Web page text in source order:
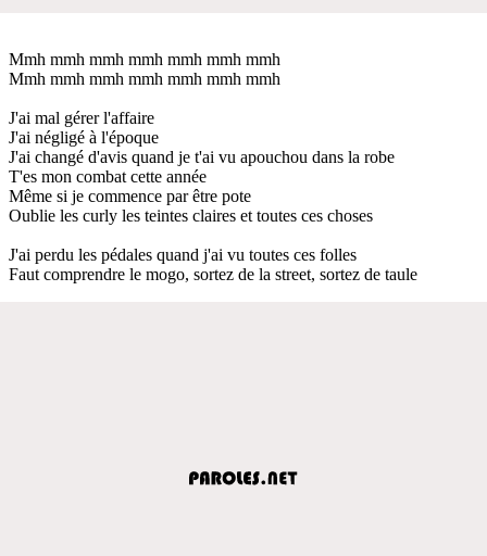
Mmh mmh mmh mmh mmh mmh mmh
Mmh mmh mmh mmh mmh mmh mmh
J'ai mal gérer l'affaire
J'ai négligé à l'époque
J'ai changé d'avis quand je t'ai vu apouchou dans la robe
T'es mon combat cette année
Même si je commence par être pote
Oublie les curly les teintes claires et toutes ces choses
J'ai perdu les pédales quand j'ai vu toutes ces folles
Faut comprendre le mogo, sortez de la street, sortez de taule